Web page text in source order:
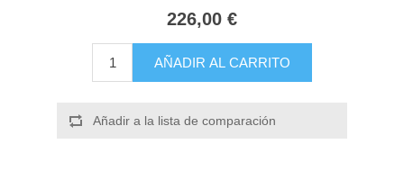
226,00 €
AÑADIR AL CARRITO
Añadir a la lista de comparación